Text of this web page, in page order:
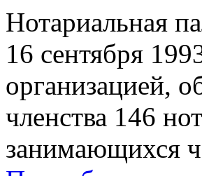
Нотариальная
16 сентября
организацией,
членства 146
занимающихся